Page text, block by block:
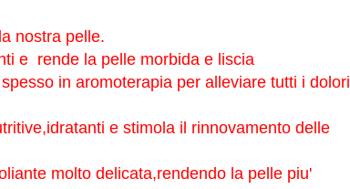
nostra pelle.
e rende la pelle morbida e liscia
in aromoterapia per alleviare tutti i dolori
e stimola il rinnovamento delle
molto delicata,rendendo la pelle piu'